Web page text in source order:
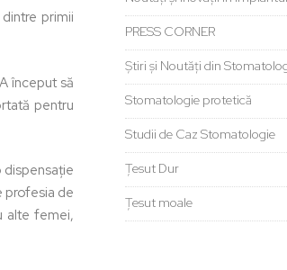
primii
început să
pentru
profesia de
alte femei,
PRESS CORNER
Știri și Noutăți din
Stomatologie protetică
Studii de Caz Stomatologie
Țesut Dur
Țesut moale